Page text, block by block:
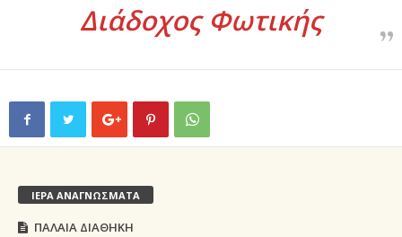
Διάδοχος Φωτικής
ΙΕΡΑ ΑΝΑΓΝΩΣΜΑΤΑ
ΠΑΛΑΙΑ ΔΙΑΘΗΚΗ